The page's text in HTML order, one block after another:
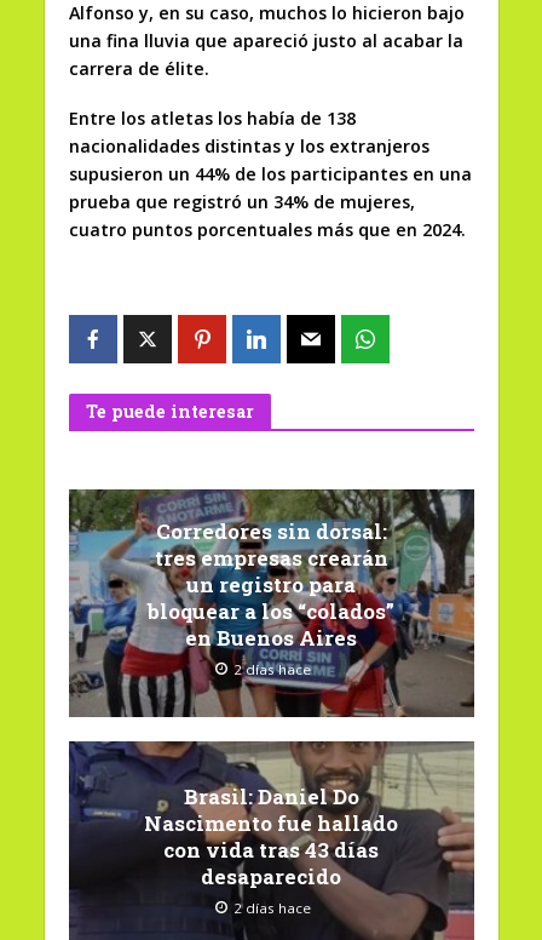
Alfonso y, en su caso, muchos lo hicieron bajo
una fina lluvia que apareció justo al acabar la
carrera de élite.
Entre los atletas los había de 138
nacionalidades distintas y los extranjeros
supusieron un 44% de los participantes en una
prueba que registró un 34% de mujeres,
cuatro puntos porcentuales más que en 2024.
Te puede interesar
Corredores sin dorsal:
tres empresas crearán
un registro para
bloquear a los “colados”
en Buenos Aires
2 días hace
Brasil: Daniel Do
Nascimento fue hallado
con vida tras 43 días
desaparecido
2 días hace